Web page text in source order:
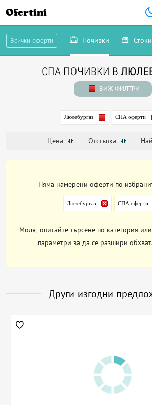
Ofertini
Всички оферти Почивки Стоки
СПА ПОЧИВКИ В
ВИЖ ФИЛТРИ
Люлебургаз СПА оферти
Цена Отстъпка
Няма намерени оферти по
Люлебургаз СПА оферти
Моля, опитайте търсене по категория
параметри за да се разшири
Други изгодни